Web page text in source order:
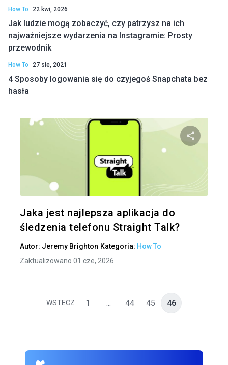
How To 22 kwi, 2026
Jak ludzie mogą zobaczyć, czy patrzysz na ich
najważniejsze wydarzenia na Instagramie: Prosty
przewodnik
How To 27 sie, 2021
4 Sposoby logowania się do czyjegoś Snapchata bez
hasła
Jaka jest najlepsza aplikacja do
śledzenia telefonu Straight Talk?
Autor: Jeremy Brighton Kategoria: How To
Zaktualizowano 01 cze, 2026
WSTECZ 1 ... 44 45 46